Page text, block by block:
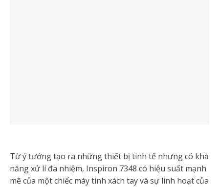
Từ ý tưởng tạo ra những thiết bị tinh tế nhưng có khả
năng xử lí đa nhiệm, Inspiron 7348 có hiệu suất mạnh
mẽ của một chiếc máy tính xách tay và sự linh hoạt của